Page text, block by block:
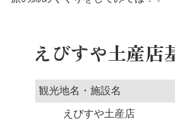
えびすや土産店
観光地名・施設名
えびすや土産店